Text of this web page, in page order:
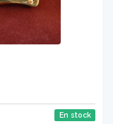
En stock